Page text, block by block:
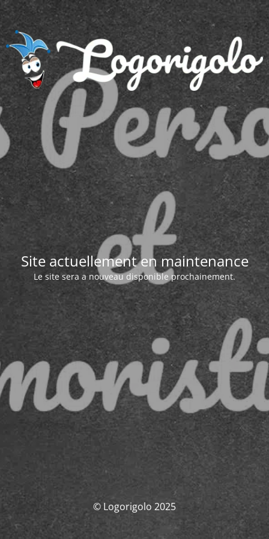
Site actuellement en maintenance
Le site sera a nouveau disponible prochainement.
© Logorigolo 2025